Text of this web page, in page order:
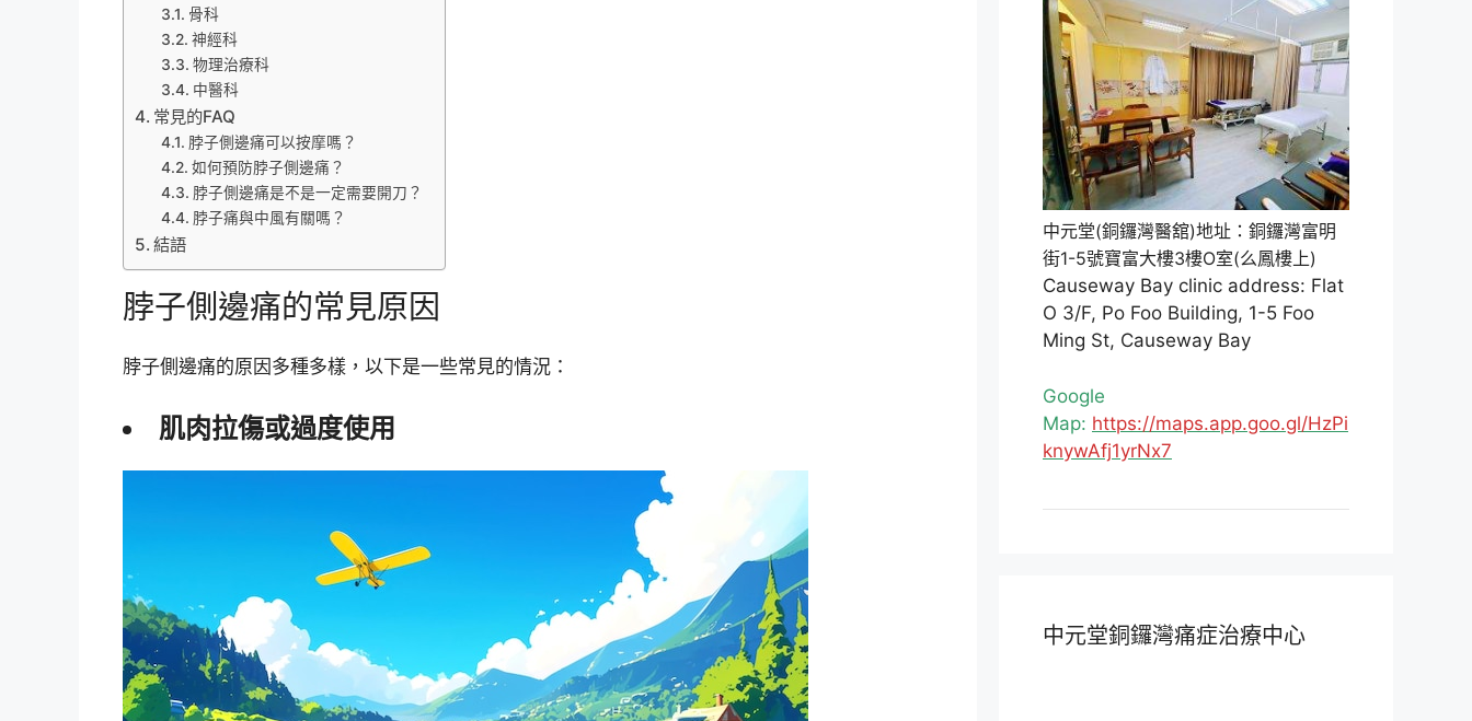
骨科
神經科
物理治療科
中醫科
常見的FAQ
脖子側邊痛可以按摩嗎？
如何預防脖子側邊痛？
脖子側邊痛是不是一定需要開刀？
脖子痛與中風有關嗎？
結語
脖子側邊痛的常見原因
脖子側邊痛的原因多種多樣，以下是一些常見的情況：
肌肉拉傷或過度使用
中元堂(銅鑼灣醫舘)地址：銅鑼灣富明
街1-5號寶富大樓3樓O室(么鳳樓上)
Causeway Bay clinic address: Flat
O 3/F, Po Foo Building, 1-5 Foo
Ming St, Causeway Bay
Google
Map: https://maps.app.goo.gl/HzPi
knywAfj1yrNx7
中元堂銅鑼灣痛症治療中心